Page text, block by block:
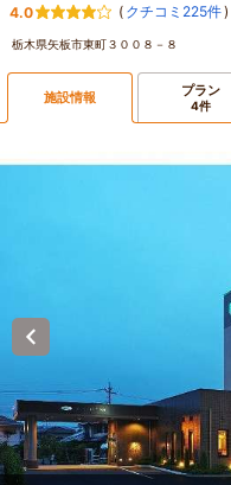
4.0 ( クチコミ225件)
栃木県矢板市東町３００８－８
施設情報 プラン
4件